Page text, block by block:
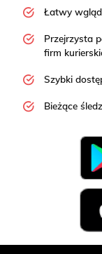
Łatwy wgląd
Przejrzysta
firm
Szybki
Bieżące